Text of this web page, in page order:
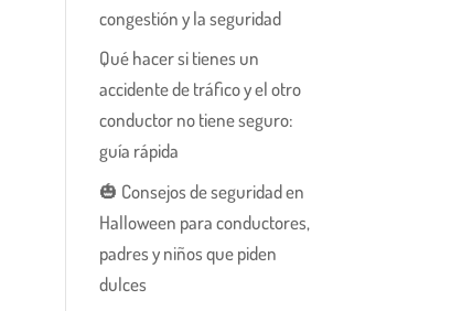
congestión y la seguridad
Qué hacer si tienes un
accidente de tráfico y el otro
conductor no tiene seguro:
guía rápida
🎃 Consejos de seguridad en
Halloween para conductores,
padres y niños que piden
dulces